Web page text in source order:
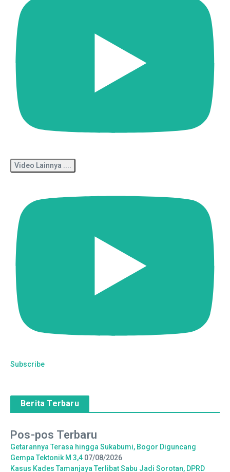
Video Lainnya ....
Subscribe
Berita Terbaru
Pos-pos Terbaru
Getarannya Terasa hingga Sukabumi, Bogor Diguncang
Gempa Tektonik M 3,4 07/08/2026
Kasus Kades Tamanjaya Terlibat Sabu Jadi Sorotan, DPRD